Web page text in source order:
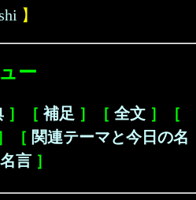
】
ー
］［補足 ］［ 全文 ］［
［ 関連テーマと今日の名
言 ］